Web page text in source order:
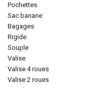
pochettes
sac banane
bagages
rigide
souple
valise
valise 4 roues
valise 2 roues